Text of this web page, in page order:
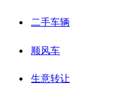
二手车辆
顺风车
生意转让